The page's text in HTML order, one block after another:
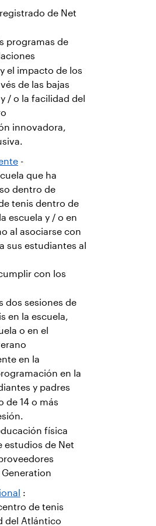
de Net
programas de
el impacto de los
de las bajas
/ o la facilidad del
innovadora,
-
que ha
dentro de
tenis dentro de
escuela y / o en
al asociarse con
sus estudiantes al
con los
dos sesiones de
en la escuela,
o en el
en la
en la
y padres
de 14 o más
física
estudios de Net
:
de tenis
del Atlántico